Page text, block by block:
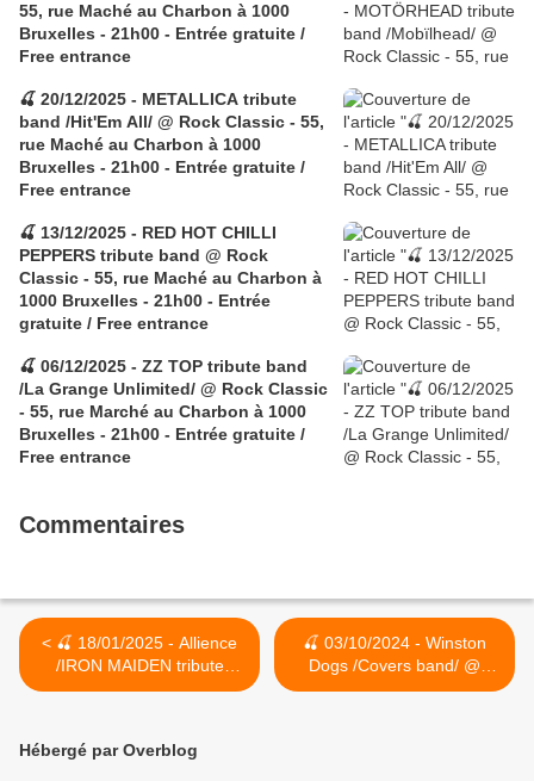
55, rue Maché au Charbon à 1000
Bruxelles - 21h00 - Entrée gratuite /
Free entrance
🍒 20/12/2025 - METALLICA tribute
band /Hit'Em All/ @ Rock Classic - 55,
rue Maché au Charbon à 1000
Bruxelles - 21h00 - Entrée gratuite /
Free entrance
🍒 13/12/2025 - RED HOT CHILLI
PEPPERS tribute band @ Rock
Classic - 55, rue Maché au Charbon à
1000 Bruxelles - 21h00 - Entrée
gratuite / Free entrance
🍒 06/12/2025 - ZZ TOP tribute band
/La Grange Unlimited/ @ Rock Classic
- 55, rue Marché au Charbon à 1000
Bruxelles - 21h00 - Entrée gratuite /
Free entrance
Commentaires
< 🍒 18/01/2025 - Allience
/IRON MAIDEN tribute
band/ @ Rock Classic - 55,
Entrée gratuite / Free
🍒 03/10/2024 - Winston
Dogs /Covers band/ @
Rock Classic - 55, rue
Hébergé par Overblog